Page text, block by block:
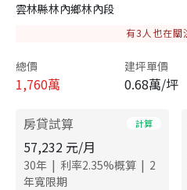
雲林縣林內鄉林內段
有3 人也在關
總價
1,760萬
建坪單價
0.68萬/坪
房貸試算 計算
57,232 元/月
30年 | 利率2.35%概算 | 2
年寬限期